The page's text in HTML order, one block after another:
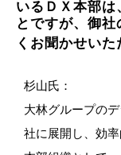
いるＤＸ本部は
とですが、御
くお聞かせい
杉山氏：
大林グループの
社に展開し、効